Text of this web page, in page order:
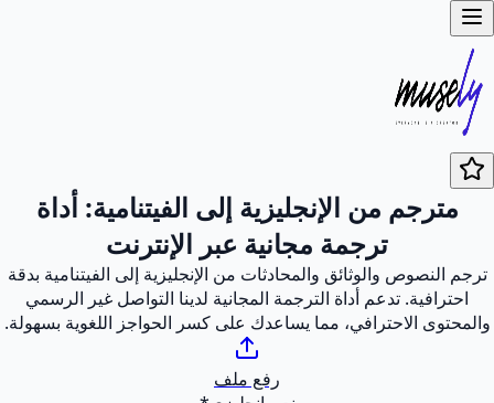
مترجم من الإنجليزية إلى الفيتنامية: أداة
ترجمة مجانية عبر الإنترنت
ترجم النصوص والوثائق والمحادثات من الإنجليزية إلى الفيتنامية بدقة
احترافية. تدعم أداة الترجمة المجانية لدينا التواصل غير الرسمي
والمحتوى الاحترافي، مما يساعدك على كسر الحواجز اللغوية بسهولة.
رفع ملف